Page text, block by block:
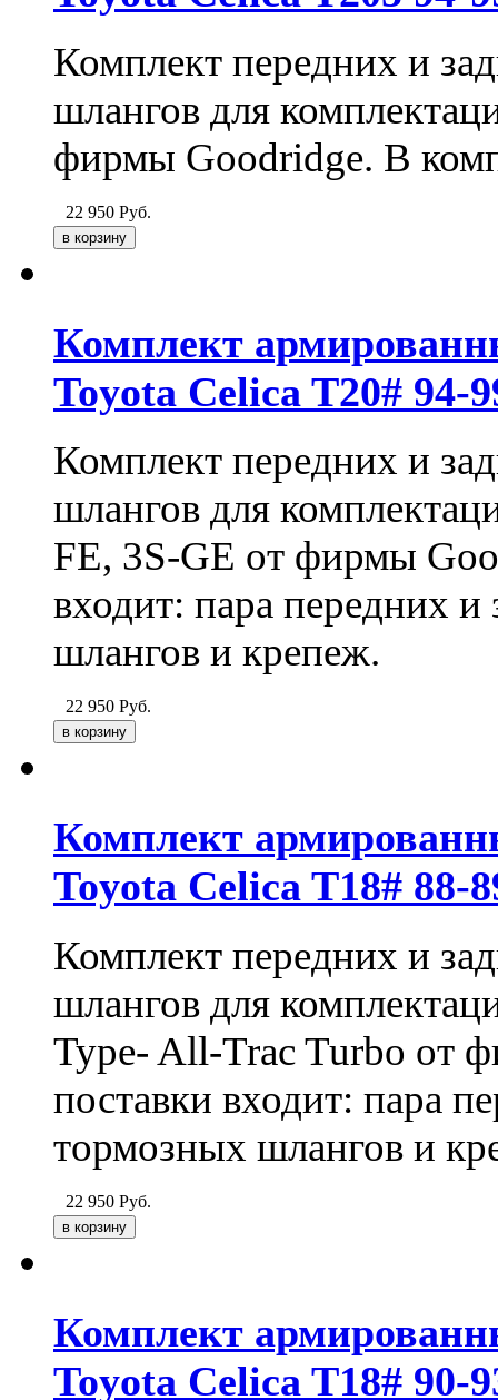
Комплект передних и
шлангов для
фирмы Goodridge. В
22 950 Руб.
Комплект
Toyota Celica T20# 94-
Комплект передних и
шлангов для
FE, 3S-GE от фирмы
входит: пара передних
шлангов и крепеж.
22 950 Руб.
Комплект
Toyota Celica T18# 88-
Комплект передних и
шлангов для
Type- All-Trac Turbo от
поставки входит: пара
тормозных шлангов и
22 950 Руб.
Комплект
Toyota Celica T18# 90-